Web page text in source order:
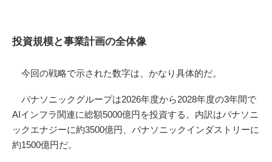
投資規模と事業計画の全体像
今回の戦略で示された数字は、かなり具体的だ。
パナソニックグループは2026年度から2028年度の3年間で
AIインフラ関連に総額5000億円を投資する。内訳はパナソニ
ックエナジーに約3500億円、パナソニックインダストリーに
約1500億円だ。